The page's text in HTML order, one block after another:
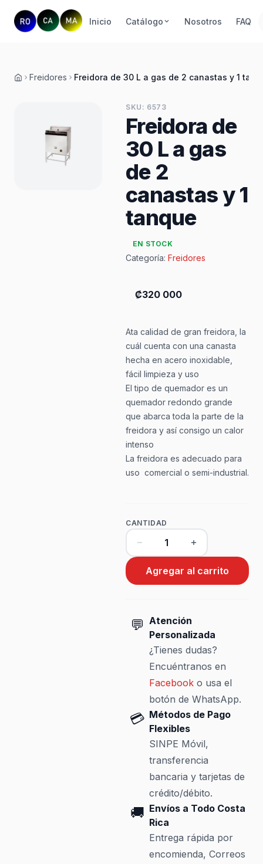
Inicio Catálogo Nosotros FAQ
Inicio
Freidores Freidora de 30 L a gas de 2 canastas y 1
SKU: 6573
Freidora de
30 L a gas
de 2
canastas y 1
tanque
EN STOCK
Categoría: Freidores
₡320 000
Ata calidad de gran freidora, la
cuál cuenta con una canasta
hecha en acero inoxidable,
fácil limpieza y uso
El tipo de quemador es un
quemador redondo grande
que abarca toda la parte de la
freidora y así consigo un calor
intenso
La freidora es adecuado para
uso comercial o semi-industrial.
CANTIDAD
Agregar al carrito
💬 Atención
Personalizada
¿Tienes dudas?
Encuéntranos en
Facebooko usa el
botón de WhatsApp.
💳 Métodos de Pago
Flexibles
SINPE Móvil,
transferencia
bancaria y tarjetas de
crédito/débito.
🚚 Envíos a Todo Costa
Rica
Entrega rápida por
encomienda, Correos